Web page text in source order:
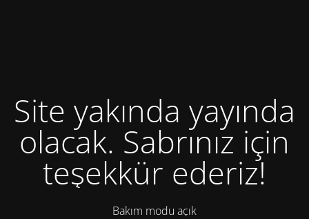
Site yakında yayında
olacak. Sabrınız için
teşekkür ederiz!
Bakım modu açık